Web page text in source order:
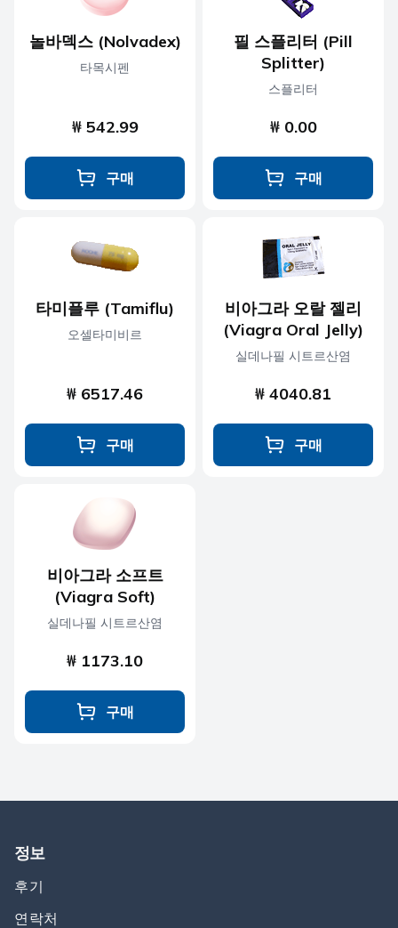
놀바덱스 (Nolvadex)
타목시펜
₩ 542.99
구매
필 스플리터 (Pill
Splitter)
스플리터
₩ 0.00
구매
타미플루 (Tamiflu)
오셀타미비르
₩ 6517.46
구매
비아그라 오랄 젤리
(Viagra Oral Jelly)
실데나필 시트르산염
₩ 4040.81
구매
비아그라 소프트
(Viagra Soft)
실데나필 시트르산염
₩ 1173.10
구매
정보
후기
연락처